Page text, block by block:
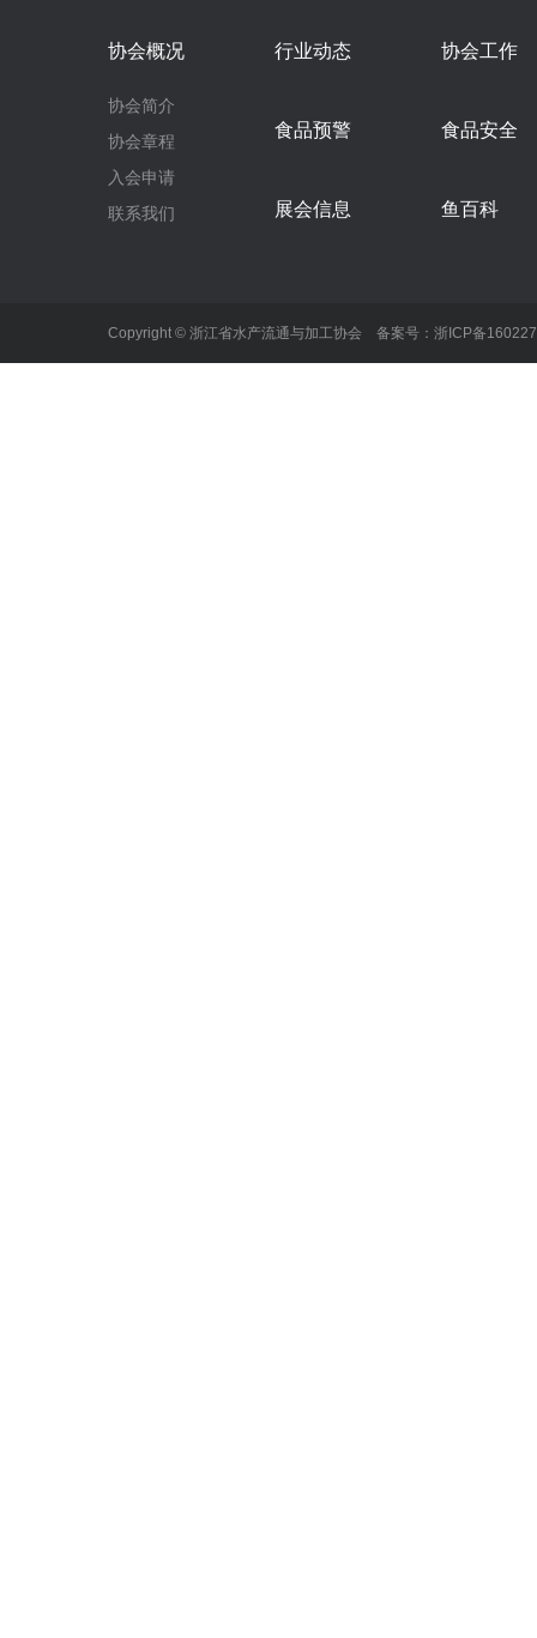
协会概况
协会简介
协会章程
入会申请
联系我们
行业动态 协会工作
食品预警 食品安全
展会信息 鱼百科
Copyright © 浙江省水产流通与加工协会 备案号： 浙ICP备